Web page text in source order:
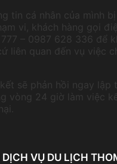
tin cá nhân của mình bị
vi, khách hàng gọi
– 0987 628 336 để
liên quan đến vụ việc
sẽ phản hồi ngay lập
vòng 24 giờ làm việc
VỤ DU LỊCH